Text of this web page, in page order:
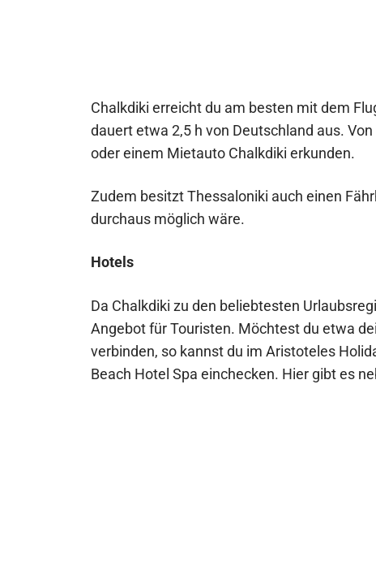
Chalkdiki erreicht du am besten mit dem
dauert etwa 2,5 h von Deutschland aus.
oder einem Mietauto Chalkdiki erkunden.
Zudem besitzt Thessaloniki auch einen
durchaus möglich wäre.
Hotels
Da Chalkdiki zu den beliebtesten
Angebot für Touristen. Möchtest du etwa
verbinden, so kannst du im Aristoteles
Beach Hotel Spa einchecken. Hier gibt es